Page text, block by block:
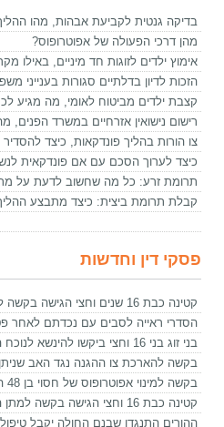
בדיקה גנטית לקביעת אבהות, מהו
מהן דרכי הפעולה של אפוטרופוס?
אימוץ ילדים לזוגות חד מיניים, באילו
הזכות לדיון בדלתיים סגורות בענייני
קצבת ילדים מביטוח לאומי, מה מגיע
רישום נישואין אזרחיים במשרד
צו הורות בהליך פונדקאות, כיצד
כיצד לערוך הסכם עם אם פונדקאית
תרומת זרע: כל מה שחשוב לדעת על
קבלת תרומת ביצית: כיצד מתבצע
פסקי דין וחדשות
קטינה כבת 16 שנים וחצי הגישה בקשה להיתר נישואין בשל הריונה
הסדרי ראייה לסבים עם נכדתם לאחר
בני זוג בני 16 וחצי ביקשו להינשא לנוכח הריון הקטינה
בקשה להארכת צו ההגנה נגד האב
בקשה למינוי אפוטרופוס של חסוי בן 48 המוגבל פיזית
קטינה כבת 16 וחצי הגישה בקשה למתן היתר לנישואין בעקבות הריונה
ההורים התנגדו שבנם החולה יקבל